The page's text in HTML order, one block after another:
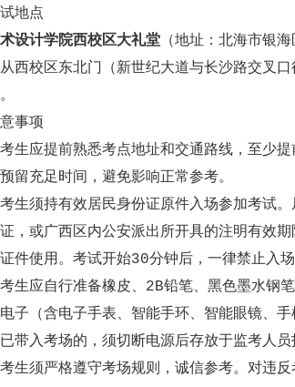
地点
设计学院西校区大礼堂 （地址：北海市银
西校区东北门（新世纪大道与长沙路交叉
事项
考生应提前熟悉考点地址和交通路线，至少
留充足时间，避免影响正常参考。
考生须持有效居民身份证原件入场参加考试
，或广西区内公安派出所开具的注明有效
件使用。考试开始30分钟后，一律禁止入
考生应自行准备橡皮、2B铅笔、黑色墨水钢
子（含电子手表、智能手环、 智能眼镜、 手
带入考场的，须切断电源后存放于监考人
考生须严格遵守考场规则，诚信参考。对违